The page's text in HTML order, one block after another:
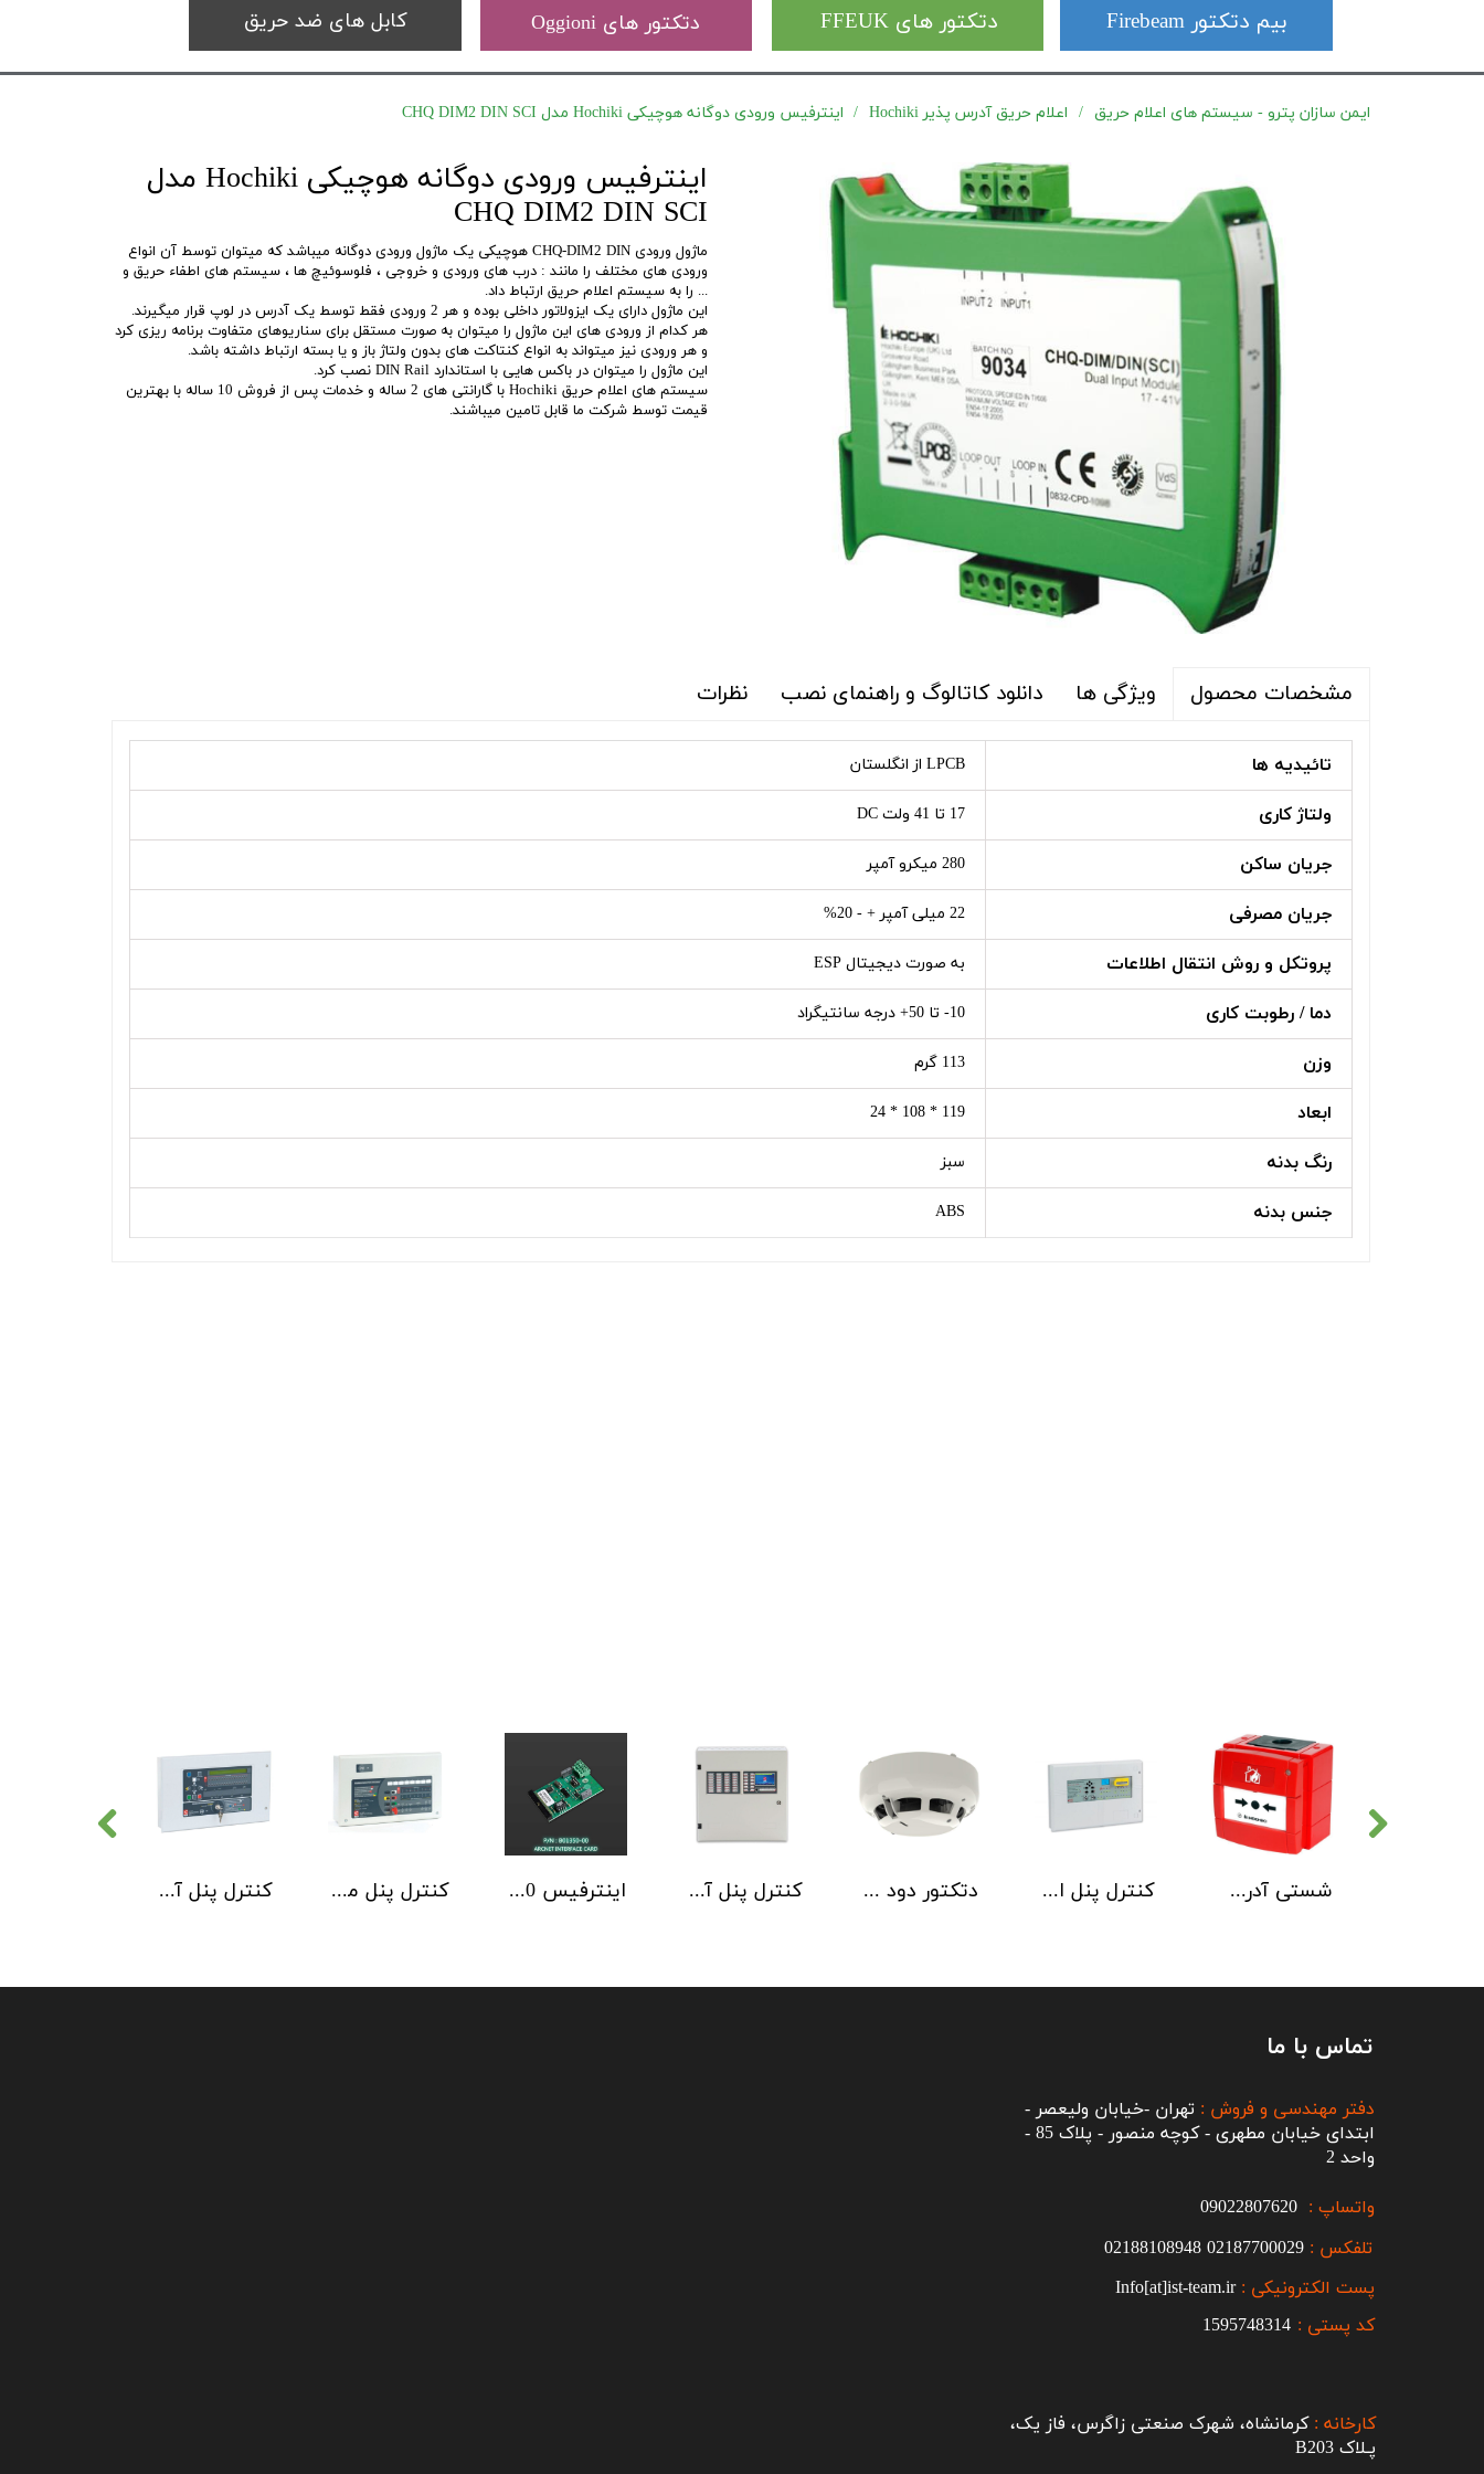
کابل های ضد حریق دتکتور های Oggioni دتکتور های FFEUK بیم دتکتور Firebeam
ایمن سازان پترو - سیستم های اعلام حریق اعلام حریق آدرس پذیر Hochiki اینترفیس ورودی دوگانه هوچیکی Hochiki مدل CHQ DIM2 DIN SCI
اینترفیس ورودی دوگانه هوچیکی Hochiki مدل
CHQ DIM2 DIN SCI
ماژول ورودی CHQ-DIM2 DIN هوچیکی یک ماژول ورودی دوگانه میباشد که میتوان توسط آن انواع
ورودی های مختلف را مانند : درب های ورودی و خروجی ، فلوسوئیچ ها ، سیستم های اطفاء حریق و
... را به سیستم اعلام حریق ارتباط داد.
این ماژول دارای یک ایزولاتور داخلی بوده و هر 2 ورودی فقط توسط یک آدرس در لوپ قرار میگیرند.
هر کدام از ورودی های این ماژول را میتوان به صورت مستقل برای سناریوهای متفاوت برنامه ریزی کرد
و هر ورودی نیز میتواند به انواع کنتاکت های بدون ولتاژ باز و یا بسته ارتباط داشته باشد.
این ماژول را میتوان در باکس هایی با استاندارد DIN Rail نصب کرد.
سیستم های اعلام حریق Hochiki با گارانتی های 2 ساله و خدمات پس از فروش 10 ساله با بهترین
قیمت توسط شرکت ما قابل تامین میباشند.
مشخصات محصول ویژگی ها دانلود کاتالوگ و راهنمای نصب نظرات
تائیدیه ها LPCB از انگلستان
ولتاژ کاری 17 تا 41 ولت DC
جریان ساکن 280 میکرو آمپر
جریان مصرفی 22 میلی آمپر + - 20%
پروتکل و روش انتقال اطلاعات به صورت دیجیتال ESP
دما / رطوبت کاری 10- تا 50+ درجه سانتیگراد
وزن 113 گرم
ابعاد 119 * 108 * 24
رنگ بدنه سبز
جنس بدنه ABS
کنترل پنل آدرس پذیر C-TEC سری XFP دو لوپ 32 زون کنترل پنل متعارف C-TEC سری CFP 8 Zone اینترفیس NSC | ArcNET B01350-00 کنترل پنل آدرس پذیر C-TEC سری ZFP یک تا 4 لوپ کابینت استاندارد دتکتور دود آدرس پذیر هوچیکی Hochiki مدل ALN-EN SCI کنترل پنل اطفاء حریق C-TEC EP203 شستی آدرس پذیر ضد آب هوچیکی Hochiki مدل HCP-W SCI
تماس با ما
تلفکس : 02187700029
02188108948
پست الکترونیکی :Info[at]ist-team.ir
واتساپ :
دفتر مهندسی و فروش : تهران -خیابان ولیعصر -
ابتدای خیابان مطهری - کوچه منصور - پلاک 85 -
واحد 2
کارخانه : کرمانشاه، شهرک صنعتی زاگرس، فاز یک،
پـلاک B203​​​​​​​
کد پستی : 1595748314